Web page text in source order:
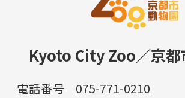
Kyoto City Zoo／京都
電話番号
075-771-0210